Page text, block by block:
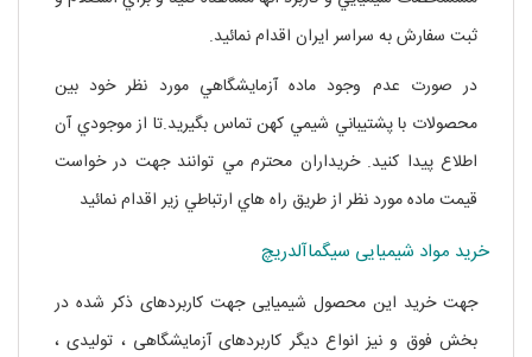
ثبت سفارش به سراسر ايران اقدام نمائيد.
در صورت عدم وجود ماده آزمايشگاهي مورد نظر خود بين
محصولات با پشتيباني شيمي کهن تماس بگيريد.تا از موجودي آن
اطلاع پيدا کنيد. خريداران محترم مي توانند جهت در خواست
قيمت ماده مورد نظر از طريق راه هاي ارتباطي زير اقدام نمائيد
خرید مواد شیمیایی سیگماآلدریچ
جهت خرید این محصول شیمیایی جهت کاربردهای ذکر شده در
بخش فوق و نیز انواع دیگر کاربردهای آزمایشگاهی ، تولیدی ،